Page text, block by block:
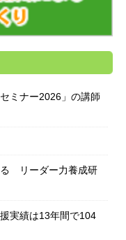
ミナー2026」の講師
る リーダー力養成研
実績は13年間で104